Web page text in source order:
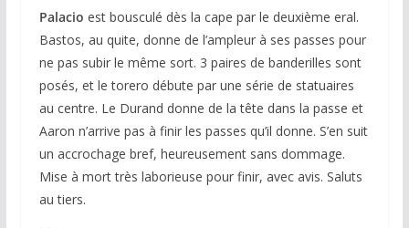
Palacio est bousculé dès la cape par le deuxième eral.
Bastos, au quite, donne de l’ampleur à ses passes pour
ne pas subir le même sort. 3 paires de banderilles sont
posés, et le torero débute par une série de statuaires
au centre. Le Durand donne de la tête dans la passe et
Aaron n’arrive pas à finir les passes qu’il donne. S’en suit
un accrochage bref, heureusement sans dommage.
Mise à mort très laborieuse pour finir, avec avis. Saluts
au tiers.